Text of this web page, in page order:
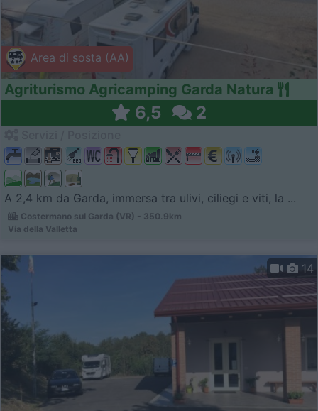
Area di sosta (AA)
Agriturismo Agricamping Garda Natura
6,5 2
A 2,4 km da Garda, immersa tra ulivi, ciliegi e viti, la ...
Costermano sul Garda (VR) - 350.9km
Via della Valletta
14